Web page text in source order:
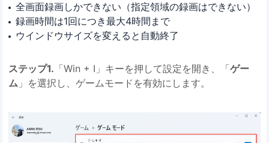
全画面録画しかできない（指定領域の録画はできない）
録画時間は1回につき最大4時間まで
ウインドウサイズを変えると自動終了
ステップ1. 「Win + I」キーを押して設定を開き、「ゲー
ム 」を選択し、ゲームモードを有効にします。